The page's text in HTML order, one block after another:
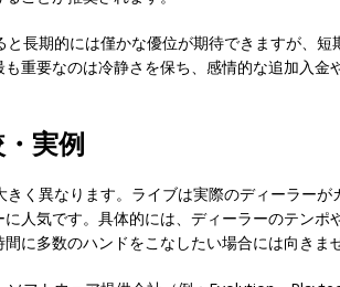
長期的には僅かな優位が期待できますが、
重要なのは冷静さを保ち、感情的な追加入金
実例
く異なります。ライブは実際のディーラーが
人気です。具体的には、ディーラーのテンポ
に多数のハンドをこなしたい場合には向きませ